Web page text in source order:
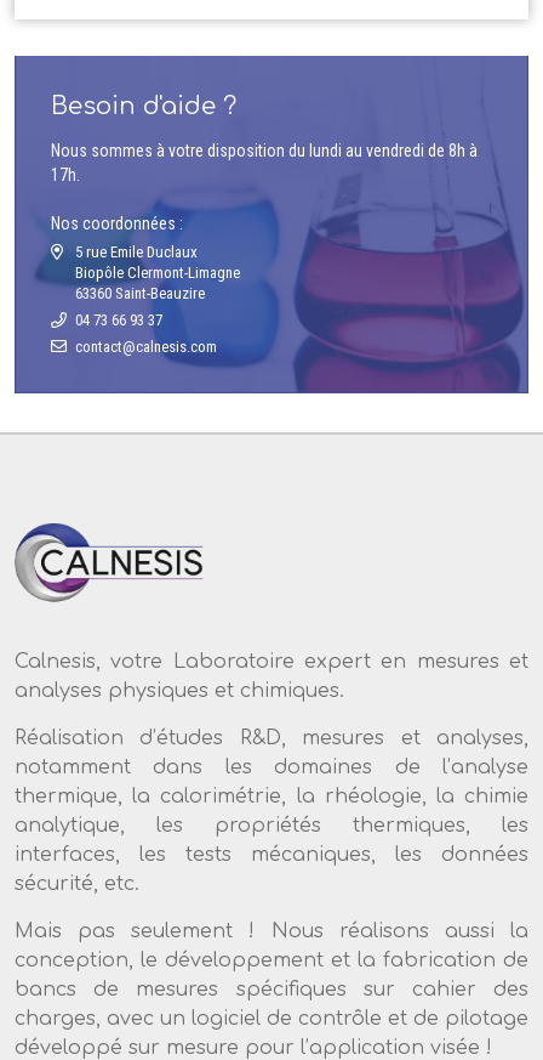
Besoin d'aide ?
Nous sommes à votre disposition du lundi au vendredi de 8h à
17h.
Nos coordonnées :
5 rue Emile Duclaux
Biopôle Clermont-Limagne
63360 Saint-Beauzire
04 73 66 93 37
Calnesis, votre Laboratoire expert en mesures et
analyses physiques et chimiques.
Réalisation d’études R&D, mesures et analyses,
notamment dans les domaines de l’analyse
thermique, la calorimétrie, la rhéologie, la chimie
analytique, les propriétés thermiques, les
interfaces, les tests mécaniques, les données
sécurité, etc.
Mais pas seulement ! Nous réalisons aussi la
conception, le développement et la fabrication de
bancs de mesures spécifiques sur cahier des
charges, avec un logiciel de contrôle et de pilotage
développé sur mesure pour l’application visée !